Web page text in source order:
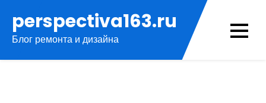
содержимому
perspectiva163.ru
Блог ремонта и дизайна